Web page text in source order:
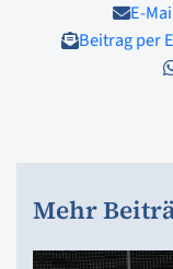
E-
Beitrag per
Mehr